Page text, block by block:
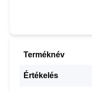
Terméknév
Értékelés